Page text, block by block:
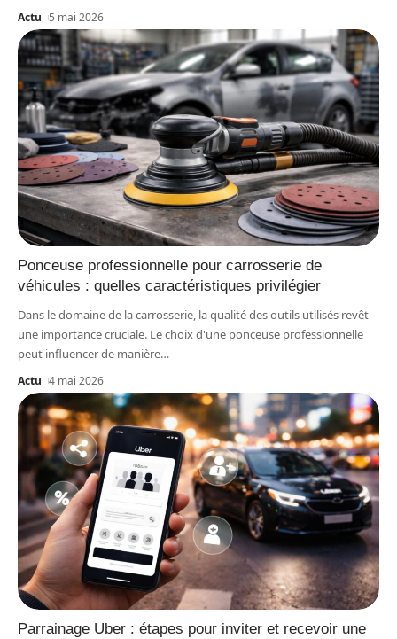
Actu 5 mai 2026
Ponceuse professionnelle pour carrosserie de
véhicules : quelles caractéristiques privilégier
Dans le domaine de la carrosserie, la qualité des outils utilisés revêt
une importance cruciale. Le choix d'une ponceuse professionnelle
peut influencer de manière…
Actu 4 mai 2026
Parrainage Uber : étapes pour inviter et recevoir une